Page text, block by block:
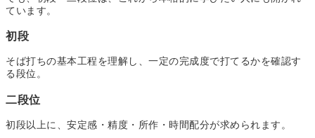
ています。
初段
そば打ちの基本工程を理解し、一定の完成度で打てるかを確認す
る段位。
二段位
初段以上に、安定感・精度・所作・時間配分が求められます。